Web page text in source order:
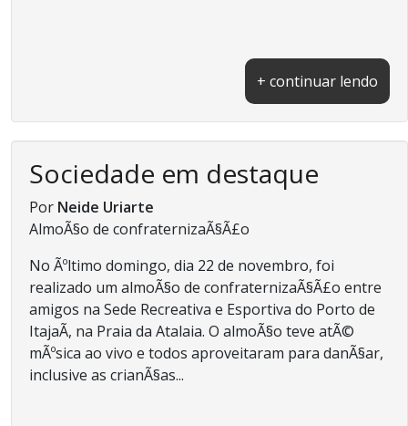
+ continuar lendo
Sociedade em destaque
Por Neide Uriarte
AlmoÃ§o de confraternizaÃ§Ã£o
No Ãºltimo domingo, dia 22 de novembro, foi
realizado um almoÃ§o de confraternizaÃ§Ã£o entre
amigos na Sede Recreativa e Esportiva do Porto de
ItajaÃ­, na Praia da Atalaia. O almoÃ§o teve atÃ©
mÃºsica ao vivo e todos aproveitaram para danÃ§ar,
inclusive as crianÃ§as...